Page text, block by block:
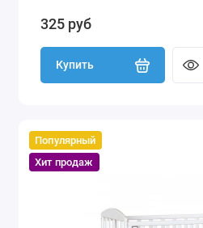
325 руб
Купить
Популярный
Хит продаж